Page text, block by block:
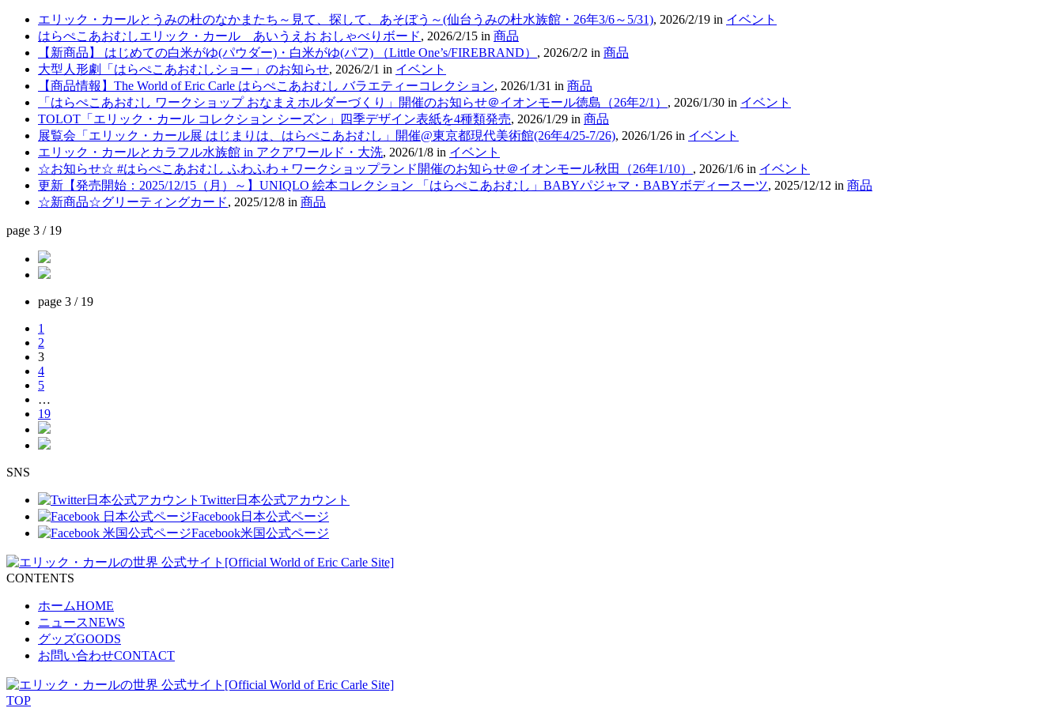
エリック・カールとうみの杜のなかまたち～見て、探して、あそぼう～(仙台うみの杜水族館・26年3/6～5/31), 2026/2/19 in イベント
はらぺこあおむしエリック・カール あいうえお おしゃべりボード, 2026/2/15 in 商品
【新商品】 はじめての白米がゆ(パウダー)・白米がゆ(パフ) （Little One’s/FIREBRAND） , 2026/2/2 in 商品
大型人形劇「はらぺこあおむしショー」のお知らせ, 2026/2/1 in イベント
【商品情報】The World of Eric Carle はらぺこあおむし バラエティーコレクション, 2026/1/31 in 商品
「はらぺこあおむし ワークショップ おなまえホルダーづくり」開催のお知らせ＠イオンモール徳島（26年2/1） , 2026/1/30 in イベント
TOLOT「エリック・カール コレクション シーズン」四季デザイン表紙を4種類発売, 2026/1/29 in 商品
展覧会「エリック・カール展 はじまりは、はらぺこあおむし」開催@東京都現代美術館(26年4/25-7/26), 2026/1/26 in イベント
エリック・カールとカラフル水族館 in アクアワールド・大洗, 2026/1/8 in イベント
☆お知らせ☆ #はらぺこあおむし ふわふわ＋ワークショップランド開催のお知らせ＠イオンモール秋田（26年1/10） , 2026/1/6 in イベント
更新【発売開始：2025/12/15（月）～】UNIQLO 絵本コレクション 「はらぺこあおむし」BABYパジャマ・BABYボディースーツ, 2025/12/12 in 商品
☆新商品☆グリーティングカード, 2025/12/8 in 商品
page 3 / 19
page 3 / 19
1
2
3
4
5
…
19
SNS
Twitter日本公式アカウント
Facebook日本公式ページ
Facebook米国公式ページ
CONTENTS
ホームHOME
ニュースNEWS
グッズGOODS
お問い合わせCONTACT
TOP